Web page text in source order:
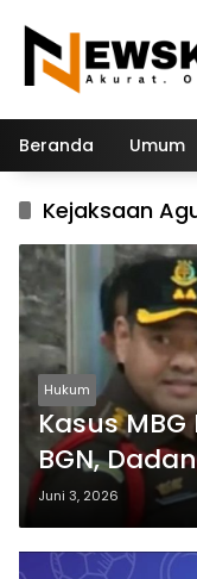
konten
Beranda Umum
Kejaksaan
Hukum
Kasus
BGN,
Mantan
Juni 3, 2026